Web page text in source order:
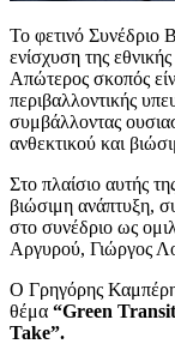
Το φετινό Συνέδριο
ενίσχυση της
Απώτερος σκοπός
περιβαλλοντικής
συμβάλλοντας
ανθεκτικού και
Στο πλαίσιο αυτής
βιώσιμη ανάπτυξη,
στο συνέδριο ως
Αργυρού, Γιώργος
Ο Γρηγόρης
θέμα “Green
Take”.